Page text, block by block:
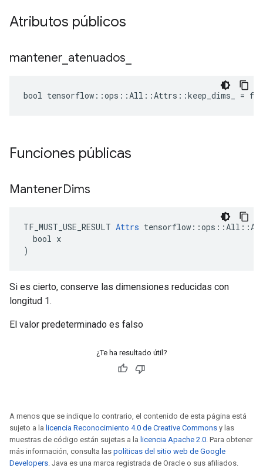
Atributos públicos
mantener atenuados
bool tensorflow::ops::All::Attrs::keep_dims_ =
Funciones públicas
MantenerDims
TF_MUST_USE_RESULT Attrs
  bool x
)
Si es cierto, conserve las dimensiones reducidas con
longitud 1.
El valor predeterminado es falso
¿Te ha resultado útil?
A menos que se indique lo contrario, el contenido de esta página está
sujeto a la licencia Reconocimiento 4.0 de Creative Commons y las
muestras de código están sujetas a la licencia Apache 2.0. Para obtener
más información, consulta las políticas del sitio web de Google
Developers. Java es una marca registrada de Oracle o sus afiliados.